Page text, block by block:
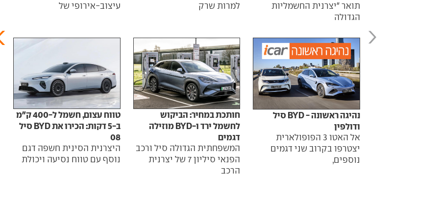
תואר "יצרנית החשמליות
הגדולה
למרות שרק
עיצוב-אירופי של
נהיגה ראשונה - BYD סיל
ודולפין
אל האטו 3 הפופולארית
יצטרפו בקרוב שני דגמים
נוספים,
חותכת במחיר: הביקוש
לחשמל ירד ו-BYD מוזילה
דגמים
המשפחתית הגדולה סיל ורכב
הפנאי סיליון 7 של יצרנית
הרכב
טווח עצום, חשמל ל-400 ק"מ
ב-5 דקות: הכירו את BYD סיל
08
היצרנית הסינית חשפה דגם
נוסף עם טווח נסיעה ויכולת